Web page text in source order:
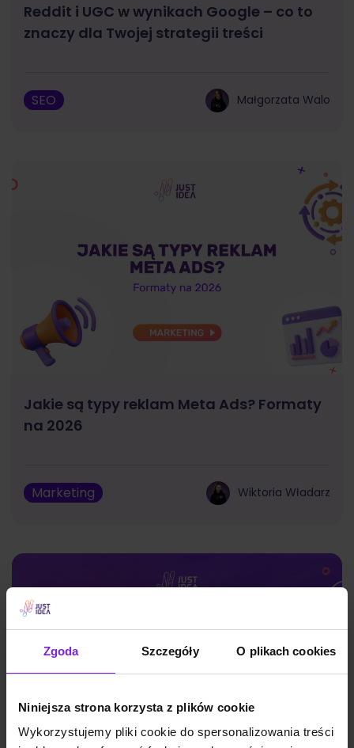
Zgoda Szczegóły O plikach cookies
Niniejsza strona korzysta z plików cookie
Wykorzystujemy pliki cookie do spersonalizowania treści
Reddit i UGC w wynikach Google – co to
znaczy dla Twojej strategii treści
SEO Małgorzata Walo
Jakie są typy reklam Meta Ads? Formaty
na 2026
Marketing Wiktoria Władarz